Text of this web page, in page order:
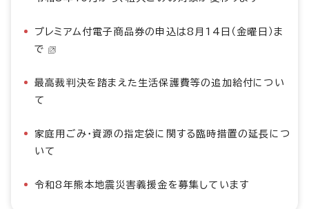
プレミアム付電子商品券の申込は8月14日（金曜日）ま
で
最高裁判決を踏まえた生活保護費等の追加給付につい
て
家庭用ごみ・資源の指定袋に関する臨時措置の延長につ
いて
令和8年熊本地震災害義援金を募集しています